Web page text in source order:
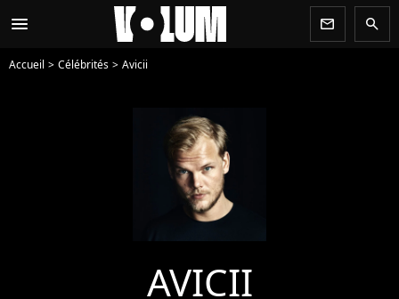
menu newsletter search
Accueil Célébrités Avicii
AVICII